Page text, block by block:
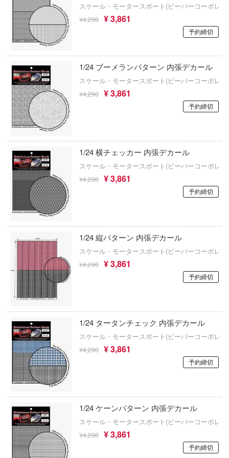
スケール・モータースポート(ビーバーコーポレ
¥4,290 ¥ 3,861
予約締切
1/24 ブーメランパターン 内張デカール
スケール・モータースポート(ビーバーコーポレ
¥4,290 ¥ 3,861
予約締切
1/24 横チェッカー 内張デカール
スケール・モータースポート(ビーバーコーポレ
¥4,290 ¥ 3,861
予約締切
1/24 縦パターン 内張デカール
スケール・モータースポート(ビーバーコーポレ
¥4,290 ¥ 3,861
予約締切
1/24 タータンチェック 内張デカール
スケール・モータースポート(ビーバーコーポレ
¥4,290 ¥ 3,861
予約締切
1/24 ケーンパターン 内張デカール
スケール・モータースポート(ビーバーコーポレ
¥4,290 ¥ 3,861
予約締切
プラモデル-シリーズ別
乗り物
パーツ・アイテム
恐竜
美プラ
フィギュア-アニメ/ゲーム作品別
アクションフィギュアシリーズ
組み立て式フィギュアシリーズ
動物系
ミニカー・トイ
トミカ総合
Hi-Story(ハイ・ストーリー)
モデラーズ(インターアライド)
その他完成品モデル
コレクショントイ
ぬいぐるみ
塗料・溶剤
塗装ツール
メンテナンス
自作用素材・部品
ジオラマ(ディオラマ)
作品別
アズールレーン
アイドルマスター
蒼き流星SPTレイズナー
UNDERTALE
アークナイツ
アイドリッシュセブン
あんさんぶるスターズ！！
アルカナディア
AKIRA
アトリエシリーズ
痛いのは嫌なので防御力に極振りしたい
す。
伊藤潤二『マニアック』
タイプ別
戦車・軍用車両
鉄道
建物・城
ロボット
人・動物
メーカー
Armabianca
アルマホビー(ビーバーコーポレーション)
IDAPテクノロジー(バウマン)
AOTORI MODEL(ハセガワ)
ICM(ハセガワ)
大漫匠Animester
AniGame
Amusing Hobby(ビーバーコーポレーショ
IBGモデルス(バウマン・ビーバーコーポ
アムス(ビーバーコーポレーション)
(ディオラマ)
レイ用品
どうぶつの森
ッシュセブン
るスターズ！！
ディア
シリーズ
ド・コア
なので防御力に極振りしたいと思いま
(イニシャルD)
リーズ
んは遊びたい!
テッカマンブレード
TUNE
ン (ULTRAMAN)
つら
リティーダービー
艦
ー
ァイルジャパン
教材社
イン
ュ・ルージュ
ーツ
マイルカンパニー
ヤ
ンド
オス